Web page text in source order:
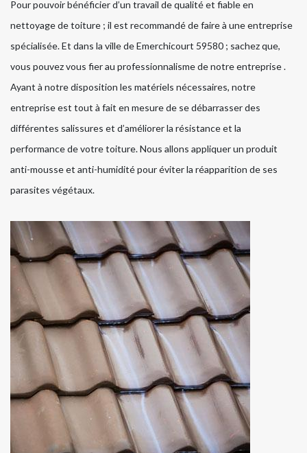
Pour pouvoir bénéficier d’un travail de qualité et fiable en
nettoyage de toiture ; il est recommandé de faire à une entreprise
spécialisée. Et dans la ville de Emerchicourt 59580 ; sachez que,
vous pouvez vous fier au professionnalisme de notre entreprise .
Ayant à notre disposition les matériels nécessaires, notre
entreprise est tout à fait en mesure de se débarrasser des
différentes salissures et d’améliorer la résistance et la
performance de votre toiture. Nous allons appliquer un produit
anti-mousse et anti-humidité pour éviter la réapparition de ses
parasites végétaux.